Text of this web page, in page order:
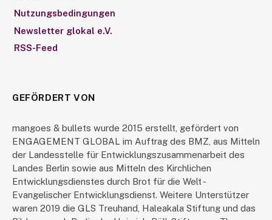
Nutzungsbedingungen
Newsletter glokal e.V.
RSS-Feed
GEFÖRDERT VON
mangoes & bullets wurde 2015 erstellt, gefördert von
ENGAGEMENT GLOBAL im Auftrag des BMZ, aus Mitteln
der Landesstelle für Entwicklungszusammenarbeit des
Landes Berlin sowie aus Mitteln des Kirchlichen
Entwicklungsdienstes durch Brot für die Welt -
Evangelischer Entwicklungsdienst. Weitere Unterstützer
waren 2019 die GLS Treuhand, Haleakala Stiftung und das